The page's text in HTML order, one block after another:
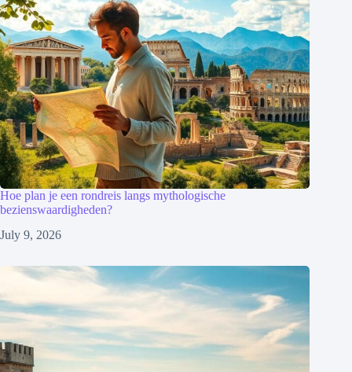
Hoe plan je een rondreis langs mythologische
bezienswaardigheden?
July 9, 2026